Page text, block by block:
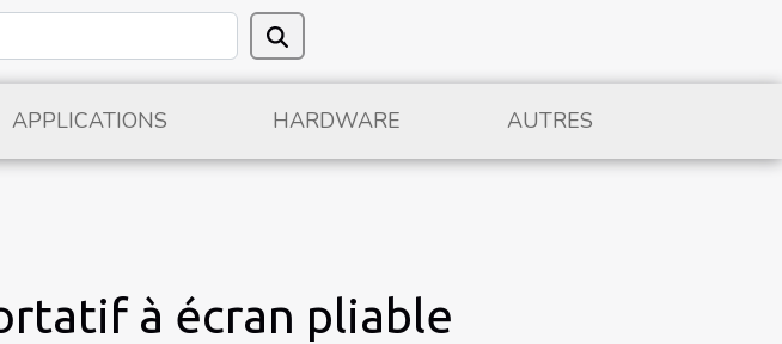
APPLICATIONS HARDWARE AUTRES
à écran pliable